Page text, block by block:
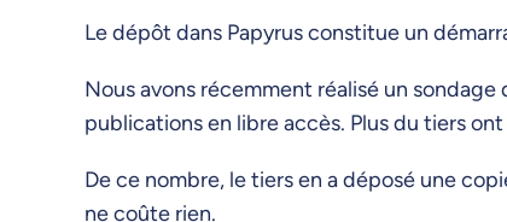
Le dépôt dans Papyrus constitue un
Nous avons récemment réalisé un
publications en libre accès. Plus du tiers
De ce nombre, le tiers en a déposé une
ne coûte rien.